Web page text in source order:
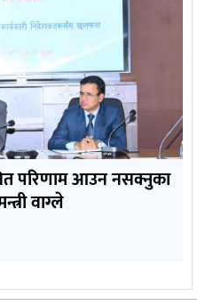
परिणाम आउन नसक्नुका
वाग्ले